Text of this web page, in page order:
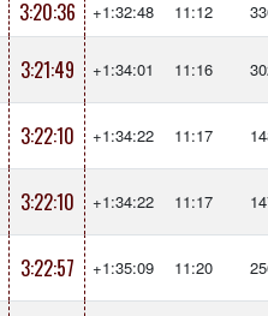
3:20:36 +1:32:48 11:12
3:21:49 +1:34:01 11:16
3:22:10 +1:34:22 11:17
3:22:10 +1:34:22 11:17
3:22:57 +1:35:09 11:20